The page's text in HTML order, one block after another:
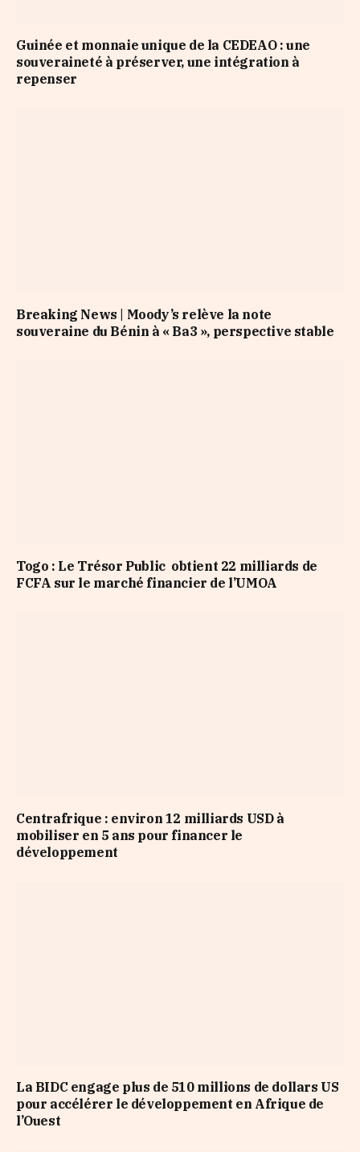
Guinée et monnaie unique de la CEDEAO : une
souveraineté à préserver, une intégration à
repenser
Breaking News | Moody’s relève la note
souveraine du Bénin à « Ba3 », perspective stable
Togo : Le Trésor Public obtient 22 milliards de
FCFA sur le marché financier de l’UMOA
Centrafrique : environ 12 milliards USD à
mobiliser en 5 ans pour financer le
développement
La BIDC engage plus de 510 millions de dollars US
pour accélérer le développement en Afrique de
l’Ouest